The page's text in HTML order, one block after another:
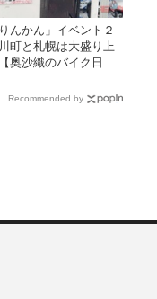
んかん」イベント２
町と札幌は大盛り上
奥沙織のバイク日和
Recommended by